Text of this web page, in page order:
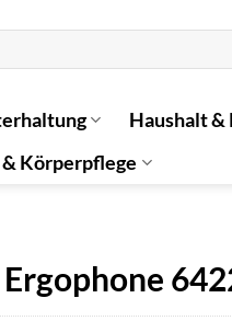
Haushalt &
Körperpflege